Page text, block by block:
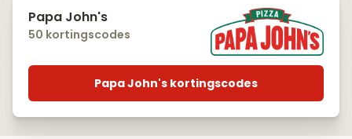
Papa John's
50 kortingscodes
Papa John's kortingscodes